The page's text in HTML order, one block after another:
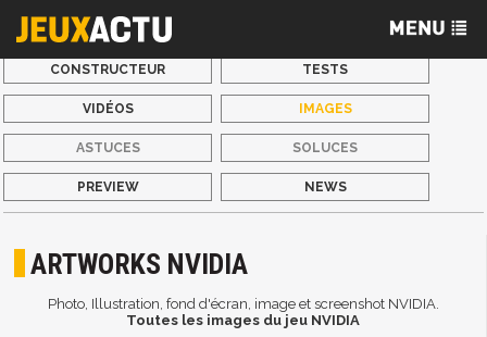
CONSTRUCTEUR TESTS
VIDÉOS IMAGES
ASTUCES SOLUCES
PREVIEW NEWS
ARTWORKS NVIDIA
Photo, Illustration, fond d'écran, image et screenshot NVIDIA.
Toutes les images du jeu NVIDIA